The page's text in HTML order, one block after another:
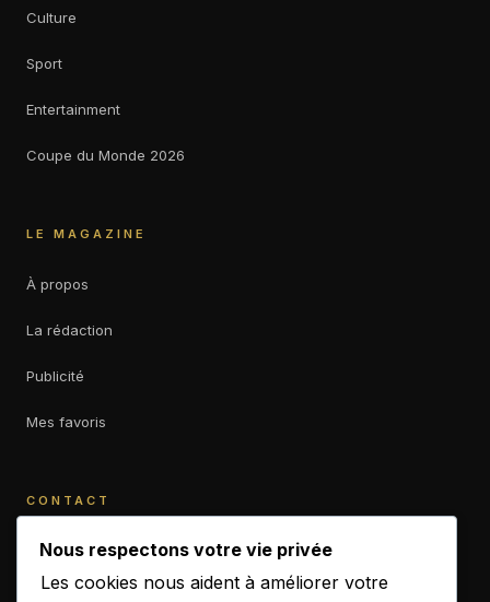
Culture
Sport
Entertainment
Coupe du Monde 2026
LE MAGAZINE
À propos
La rédaction
Publicité
Mes favoris
CONTACT
contact@b-empiremagazine.com
Nous respectons votre vie privée
Les cookies nous aident à améliorer votre